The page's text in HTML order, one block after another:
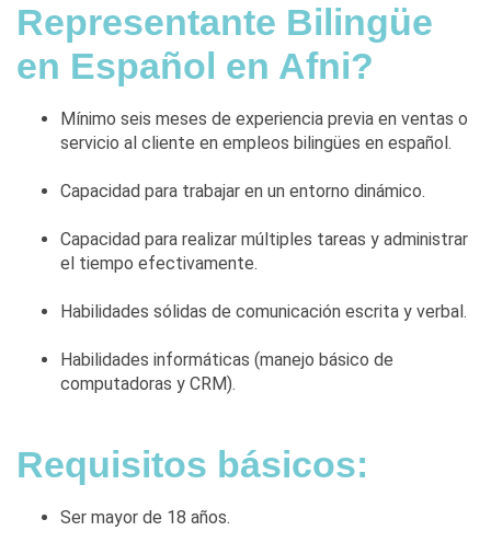
Representante Bilingüe
en Español en Afni?
Mínimo seis meses de experiencia previa en ventas o
servicio al cliente en empleos bilingües en español.
Capacidad para trabajar en un entorno dinámico.
Capacidad para realizar múltiples tareas y administrar
el tiempo efectivamente.
Habilidades sólidas de comunicación escrita y verbal.
Habilidades informáticas (manejo básico de
computadoras y CRM).
Requisitos básicos:
Ser mayor de 18 años.